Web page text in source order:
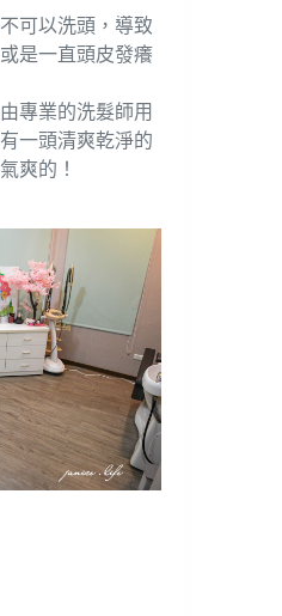
可以洗頭，導致
是一直頭皮發癢
專業的洗髮師用
一頭清爽乾淨的
爽的！